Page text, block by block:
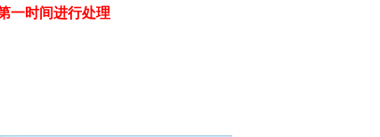
一时间进行处理